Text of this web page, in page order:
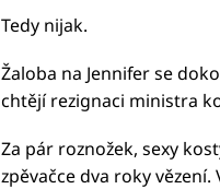
Tedy nijak.
Žaloba na Jennifer se
chtějí rezignaci ministra
Za pár roznožek, sexy
zpěvačce dva roky